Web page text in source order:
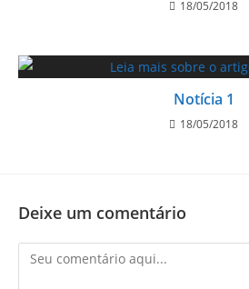
18/05/2018
Notícia 1
18/05/2018
Deixe um comentário